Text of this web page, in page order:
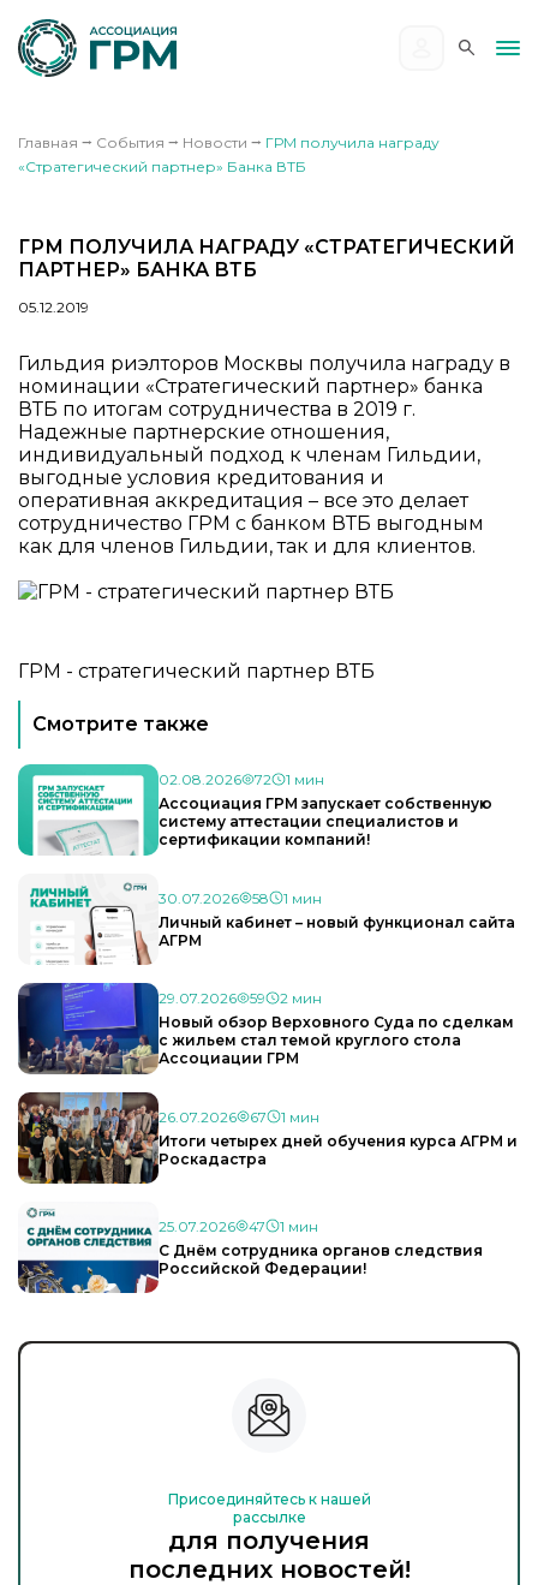
Главная ⭢ События ⭢ Новости ⭢ ГРМ получила награду
«Стратегический партнер» Банка ВТБ
ГРМ ПОЛУЧИЛА НАГРАДУ «СТРАТЕГИЧЕСКИЙ
ПАРТНЕР» БАНКА ВТБ
05.12.2019
Гильдия риэлторов Москвы получила награду в
номинации «Стратегический партнер» банка
ВТБ по итогам сотрудничества в 2019 г.
Надежные партнерские отношения,
индивидуальный подход к членам Гильдии,
выгодные условия кредитования и
оперативная аккредитация – все это делает
сотрудничество ГРМ с банком ВТБ выгодным
как для членов Гильдии, так и для клиентов.
ГРМ - стратегический партнер ВТБ
Смотрите также
02.08.2026 72
1 мин
Ассоциация ГРМ запускает собственную
систему аттестации специалистов и
сертификации компаний!
30.07.2026 58
1 мин
Личный кабинет – новый функционал сайта
АГРМ
29.07.2026 59
2 мин
Новый обзор Верховного Суда по сделкам
с жильем стал темой круглого стола
Ассоциации ГРМ
26.07.2026 67
1 мин
Итоги четырех дней обучения курса АГРМ и
Роскадастра
25.07.2026 47
1 мин
С Днём сотрудника органов следствия
Российской Федерации!
Присоединяйтесь к нашей
рассылке
для получения
последних новостей!